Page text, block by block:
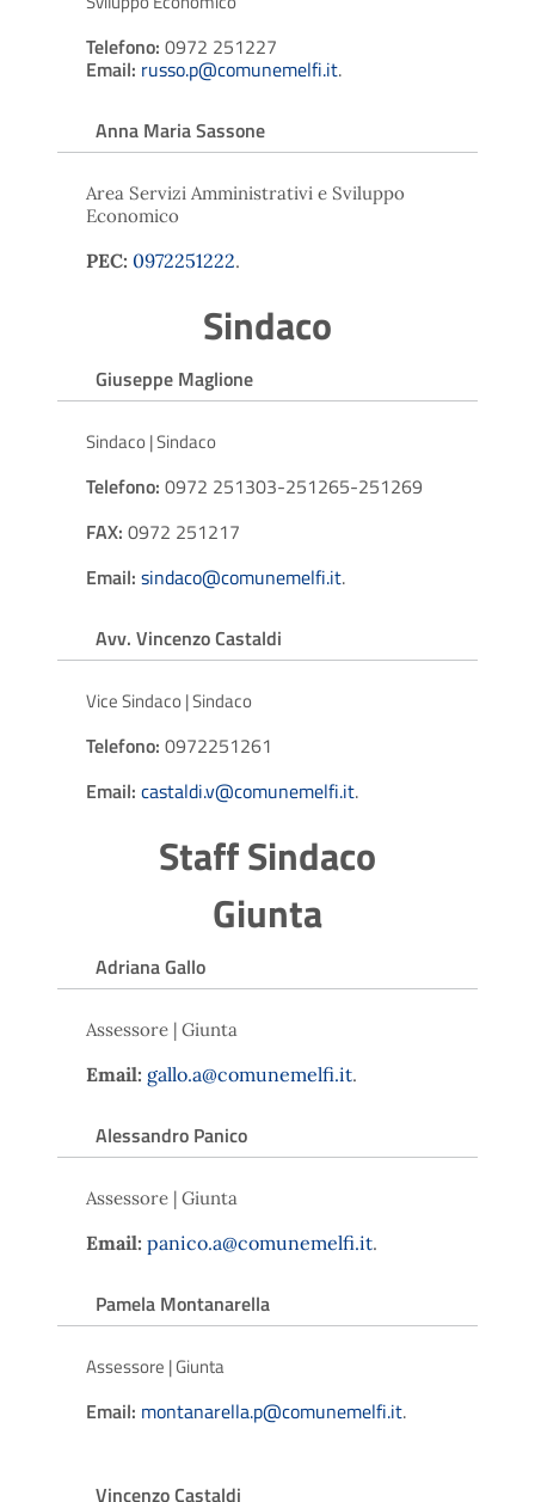
Telefono: 0972 251227
Email: russo.p@comunemelfi.it.
Anna Maria Sassone
Area Servizi Amministrativi e Sviluppo
Economico
PEC: 0972251222.
Sindaco
Giuseppe Maglione
Sindaco | Sindaco
Telefono: 0972 251303-251265-251269
FAX: 0972 251217
Email: sindaco@comunemelfi.it.
Avv. Vincenzo Castaldi
Vice Sindaco | Sindaco
Telefono: 0972251261
Email: castaldi.v@comunemelfi.it.
Staff Sindaco
Giunta
Adriana Gallo
Assessore | Giunta
Email: gallo.a@comunemelfi.it.
Alessandro Panico
Assessore | Giunta
Email: panico.a@comunemelfi.it.
Pamela Montanarella
Assessore | Giunta
Email: montanarella.p@comunemelfi.it.
Vincenzo Castaldi